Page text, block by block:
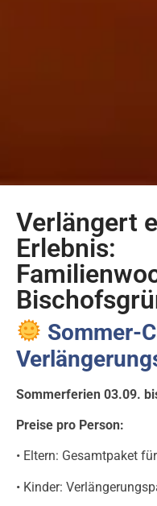
Verlängert
Erlebnis:
Sommer-
Sommerferien 03.09.
Preise pro Person:
• Eltern: Gesamtpaket für
• Kinder: